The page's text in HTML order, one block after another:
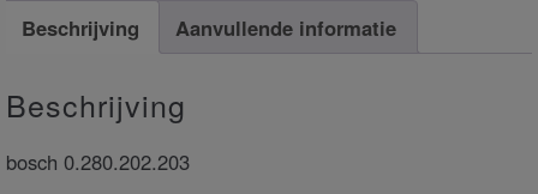
Beschrijving Aanvullende informatie
Beschrijving
bosch 0.280.202.203